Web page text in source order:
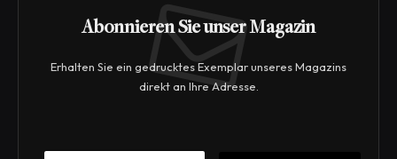
Abonnieren Sie unser Magazin
Erhalten Sie ein gedrucktes Exemplar unseres Magazins
direkt an Ihre Adresse.